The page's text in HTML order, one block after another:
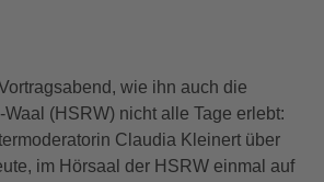
wie ihn auch die
(HSRW) nicht alle Tage erlebt:
Claudia Kleinert über
im Hörsaal der HSRW einmal auf